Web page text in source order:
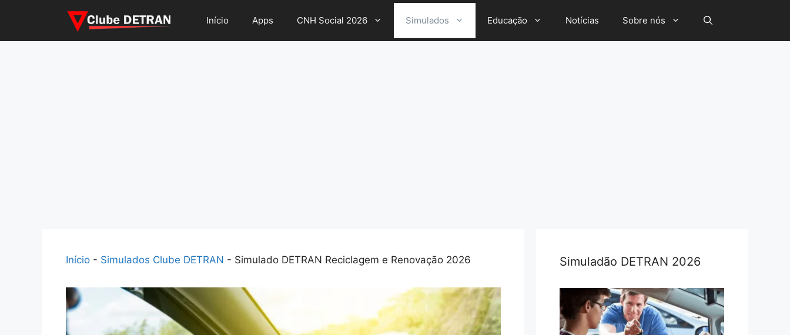
Início Apps CNH Social 2026 Simulados Educação Notícias Sobre nós
Início - Simulados Clube DETRAN - Simulado DETRAN Reciclagem e Renovação 2026 Simuladão DETRAN 2026